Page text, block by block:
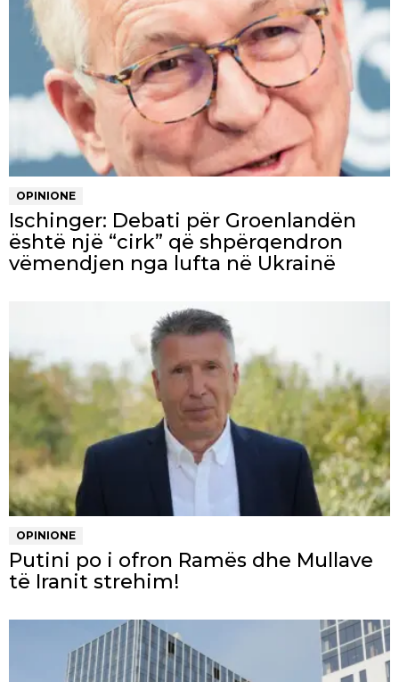
OPINIONE
Ischinger: Debati për Groenlandën
është një “cirk” që shpërqendron
vëmendjen nga lufta në Ukrainë
OPINIONE
Putini po i ofron Ramës dhe Mullave
të Iranit strehim!